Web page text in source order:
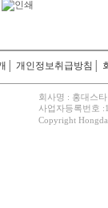
개인정보취급방침
회사명 : 홍대스
사업자등록번호
Copyright